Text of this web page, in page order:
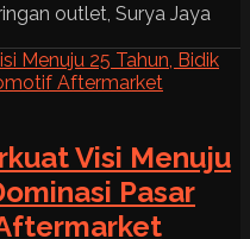
outlet, Surya Jaya
Visi Menuju
Pasar